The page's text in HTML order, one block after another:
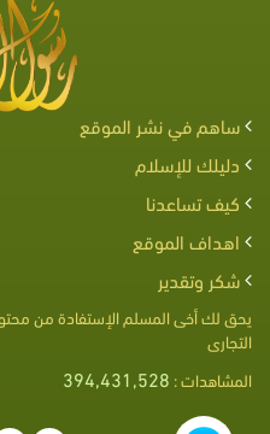
ساهم في نشر الموقع
دليلك للإسلام
كيف تساعدنا
اهداف الموقع
شكر وتقدير
يحق لك أخى المسلم الإستفادة من
التجارى
المشاهدات : 394,431,528